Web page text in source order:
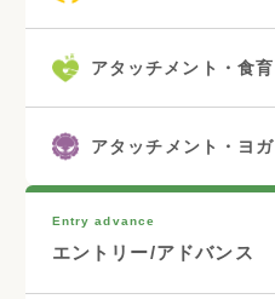
アタッチメント・食育
アタッチメント・ヨガ
Entry advance
エントリー/アドバンス